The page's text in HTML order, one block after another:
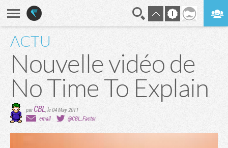
ACTU
Nouvelle vidéo de
No Time To Explain
parCBL le 04 May 2011
email
@CBL_Factor